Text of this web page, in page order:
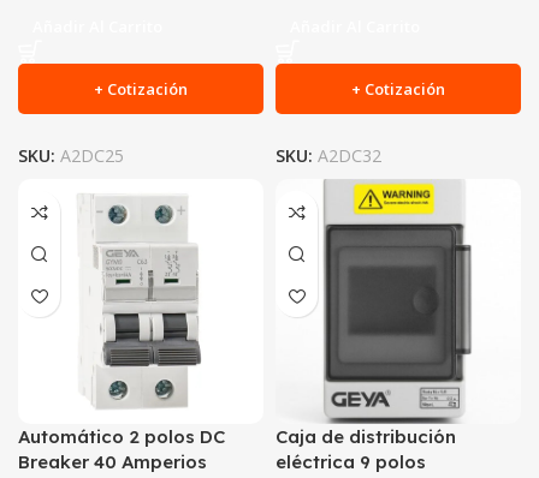
+ Cotización
SKU: A2DC25
+ Cotización
SKU: A2DC32
Automático 2 polos DC
Breaker 40 Amperios
Caja de distribución
eléctrica 9 polos